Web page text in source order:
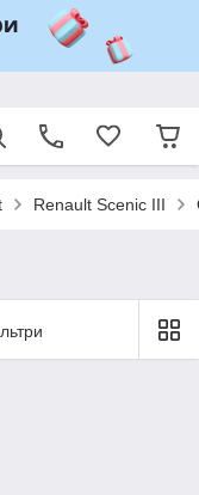
Renault Scenic III